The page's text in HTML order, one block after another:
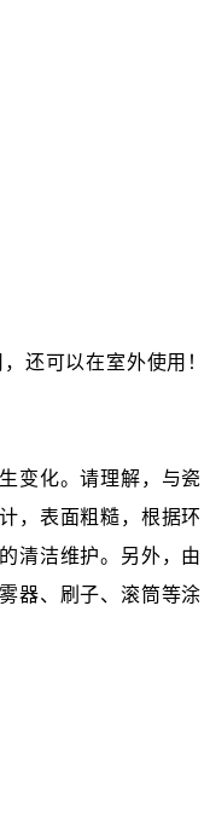
还可以在室外使用！
变化。请理解，与瓷
，表面粗糙，根据环
清洁维护。另外，由
器、刷子、滚筒等涂